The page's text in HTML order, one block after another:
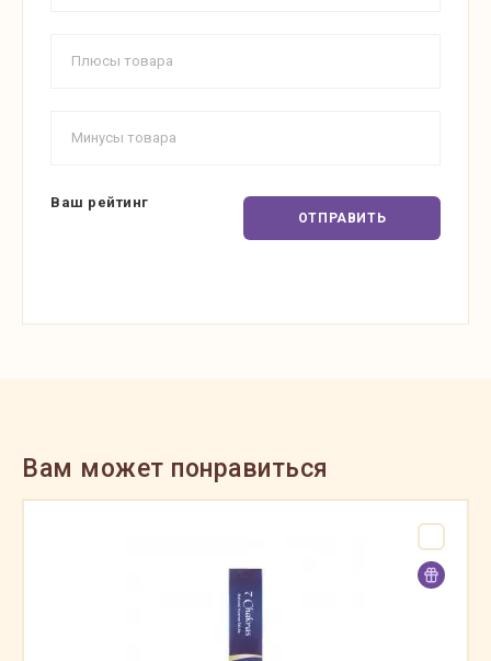
Ваш рейтинг
ОТПРАВИТЬ
Вам может понравиться